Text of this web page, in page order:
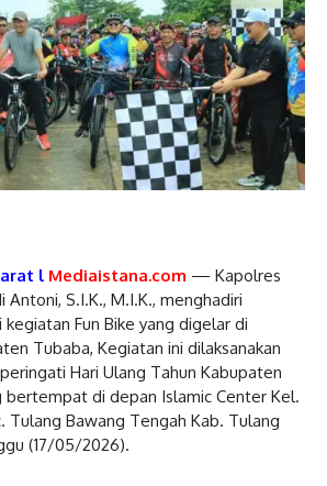
l Mediaistana.com — Kapolres
Antoni, S.I.K., M.I.K., menghadiri
Fun Bike yang digelar di
Tubaba, Kegiatan ini dilaksanakan
Hari Ulang Tahun Kabupaten
bertempat di depan Islamic Center Kel.
Tulang Bawang Tengah Kab. Tulang
(17/05/2026).